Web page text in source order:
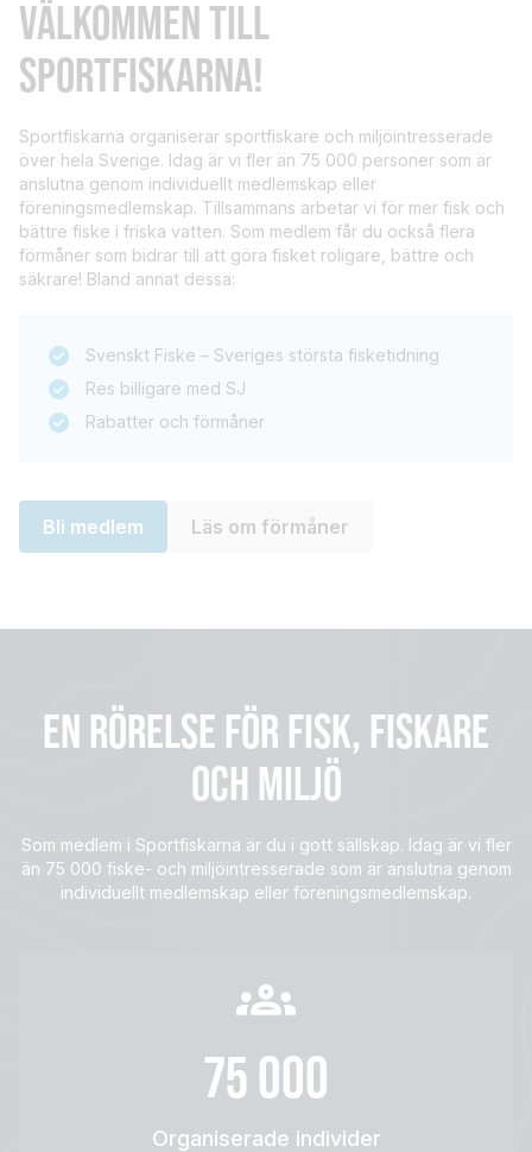
VÄLKOMMEN TILL
SPORTFISKARNA!
Sportfiskarna organiserar sportfiskare och miljöintresserade
över hela Sverige. Idag är vi fler än 75 000 personer som är
anslutna genom individuellt medlemskap eller
föreningsmedlemskap. Tillsammans arbetar vi för mer fisk och
bättre fiske i friska vatten. Som medlem får du också flera
förmåner som bidrar till att göra fisket roligare, bättre och
säkrare! Bland annat dessa:
Svenskt Fiske – Sveriges största fisketidning
Res billigare med SJ
Rabatter och förmåner
Bli medlem Läs om förmåner
EN RÖRELSE FÖR FISK, FISKARE
OCH MILJÖ
Som medlem i Sportfiskarna är du i gott sällskap. Idag är vi fler
än 75 000 fiske- och miljöintresserade som är anslutna genom
individuellt medlemskap eller föreningsmedlemskap.
75 000
Organiserade individer